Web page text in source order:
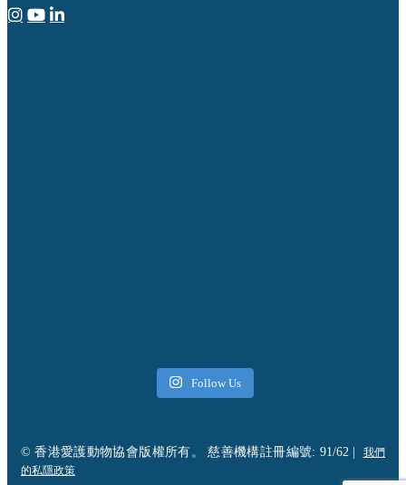
Follow Us
© 香港愛護動物協會版權所有。 慈善機構註冊編號: 91/62 |
我們
的私隱政策